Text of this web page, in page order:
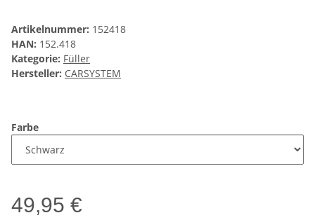
Artikelnummer: 152418
HAN: 152.418
Kategorie: Füller
Hersteller: CARSYSTEM
Farbe
49,95 €